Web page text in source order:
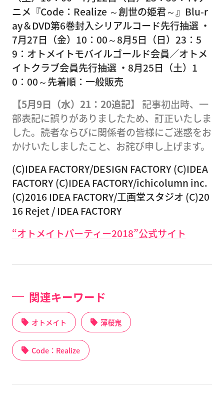
ニメ『Code：Realize ～創世の姫君～』Blu-r
ay＆DVD第6巻封入シリアルコード先行抽選 ・
7月27日（金）10：00～8月5日（日）23：5
9：オトメイトモバイルゴールド会員／オトメ
イトクラブ会員先行抽選 ・8月25日（土）1
0：00～先着順：一般販売
【5月9日（水）21：20追記】 記事初出時、一
部表記に誤りがありましたため、訂正いたしま
した。読者ならびに関係者の皆様にご迷惑をお
かけいたしましたこと、お詫び申し上げます。
(C)IDEA FACTORY/DESIGN FACTORY (C)IDEA
FACTORY (C)IDEA FACTORY/ichicolumn inc.
(C)2016 IDEA FACTORY/工画堂スタジオ (C)20
16 Rejet / IDEA FACTORY
“オトメイトパーティー2018”公式サイト
関連キーワード
オトメイト 薄桜鬼
Code：Realize